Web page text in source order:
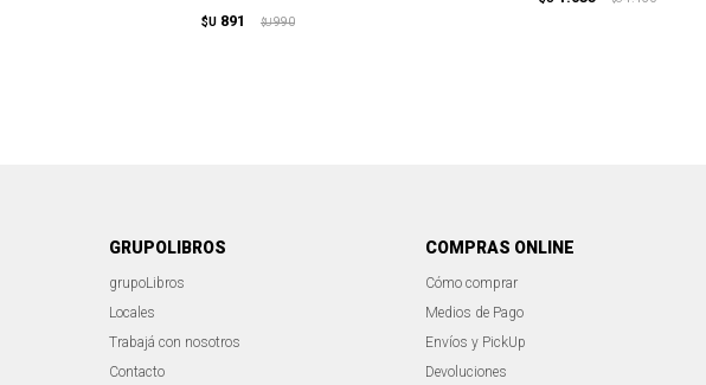
$U 891 $U 990
GRUPOLIBROS
grupoLibros
Locales
Trabajá con nosotros
Contacto
COMPRAS ONLINE
Cómo comprar
Medios de Pago
Envíos y PickUp
Devoluciones